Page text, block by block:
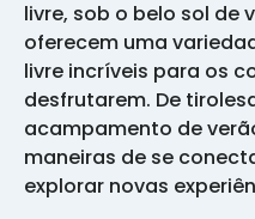
livre, sob o belo sol de
oferecem uma
livre incríveis para os
desfrutarem. De
acampamento de
maneiras de se
explorar novas